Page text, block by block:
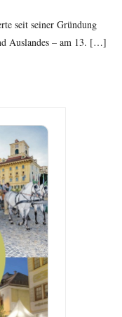
seit seiner Gründung
Auslandes – am 13. […]